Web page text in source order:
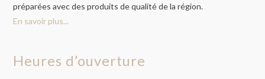
préparées avec des produits de qualité de la région.
En savoir plus...
Heures d’ouverture